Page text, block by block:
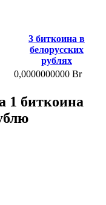
3 биткоина в
белорусских
рублях
0,0000000000 Br
1 биткоина